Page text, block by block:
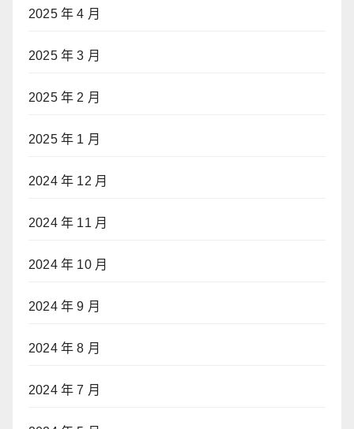
2025 年 4 月
2025 年 3 月
2025 年 2 月
2025 年 1 月
2024 年 12 月
2024 年 11 月
2024 年 10 月
2024 年 9 月
2024 年 8 月
2024 年 7 月